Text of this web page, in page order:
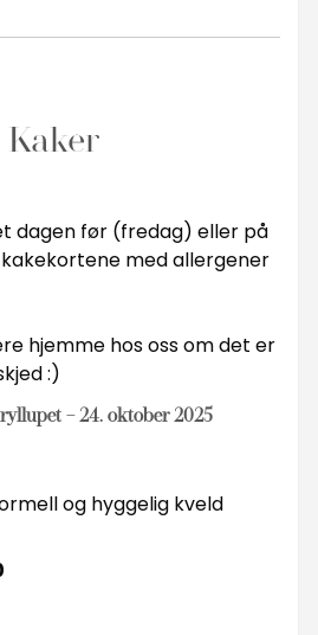
Kaker
dagen før (fredag) eller på
med allergener
hjemme hos oss om det er
:)
– 24. oktober 2025
og hyggelig kveld